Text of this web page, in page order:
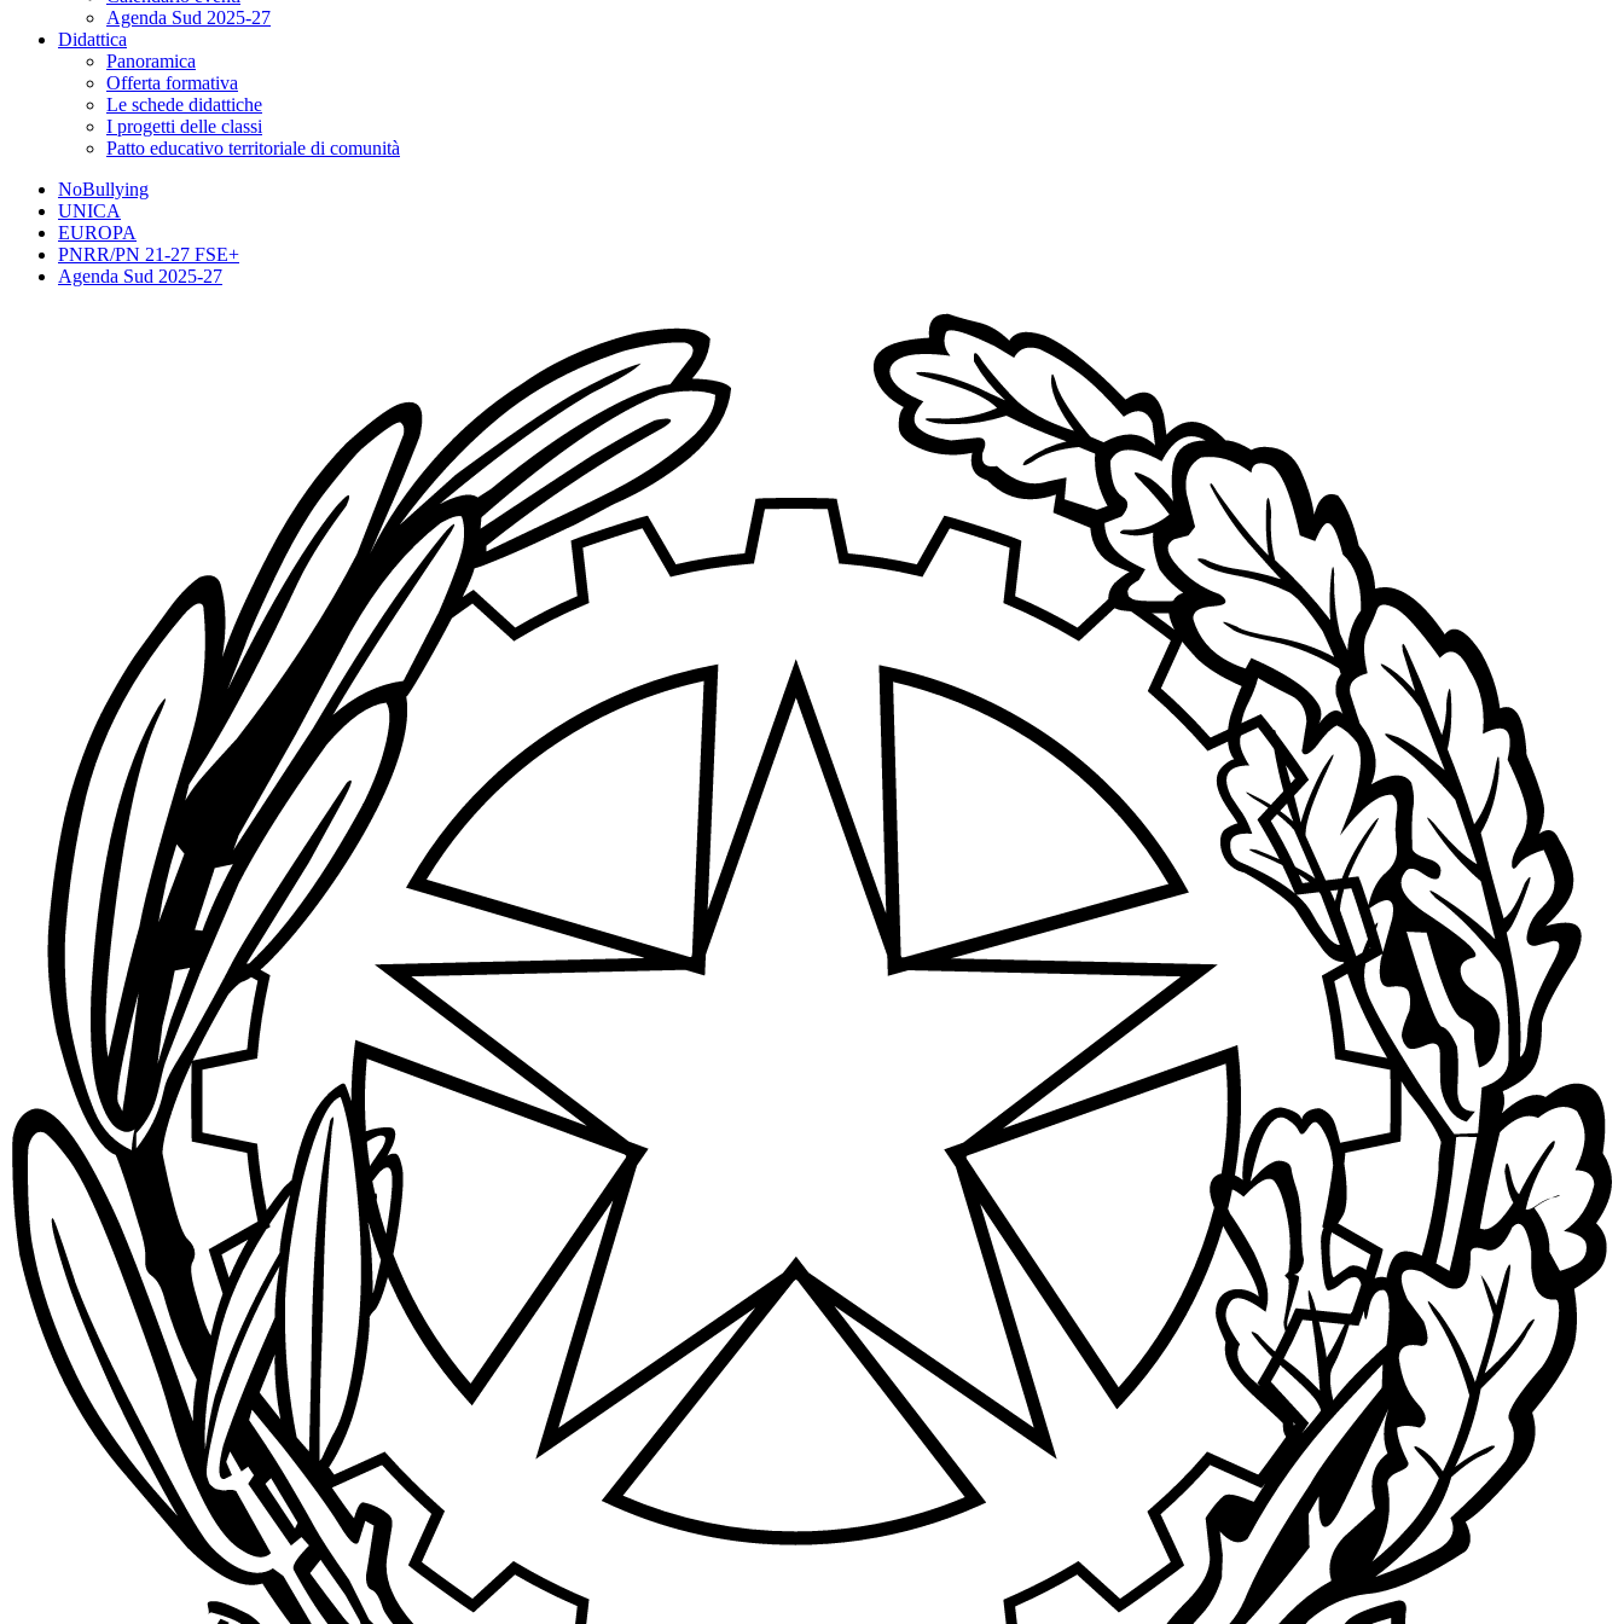
Agenda Sud 2025-27
Didattica
Panoramica
Offerta formativa
Le schede didattiche
I progetti delle classi
Patto educativo territoriale di comunità
NoBullying
UNICA
EUROPA
PNRR/PN 21-27 FSE+
Agenda Sud 2025-27